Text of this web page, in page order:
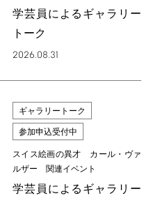
学芸員によるギャラリー
トーク
2026.08.31
ギャラリートーク
参加申込受付中
スイス絵画の異才 カール・ヴァ
ルザー 関連イベント
学芸員によるギャラリー